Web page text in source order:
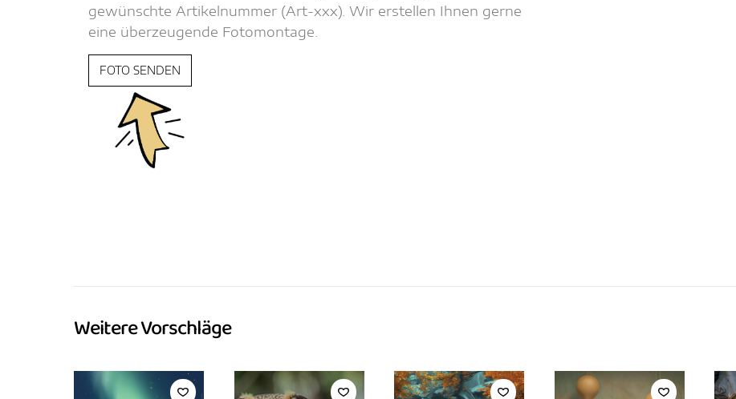
gewünschte Artikelnummer (Art-xxx). Wir erstellen Ihnen gerne
eine überzeugende Fotomontage.
FOTO SENDEN
Weitere Vorschläge